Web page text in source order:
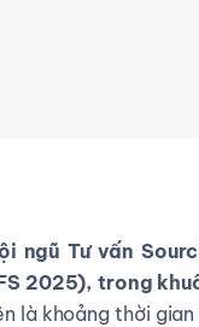
ngũ Tư vấn
2025), trong
là khoảng thời